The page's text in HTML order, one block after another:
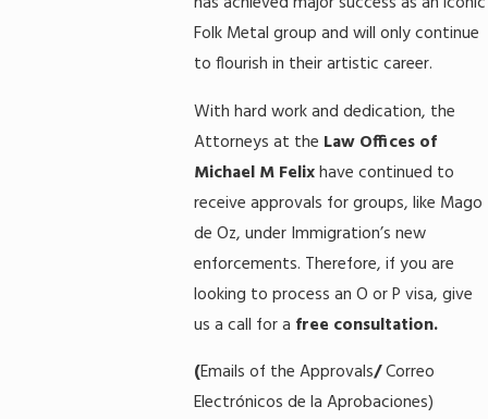
Folk Metal group and will only continue
to flourish in their artistic career.
With hard work and dedication, the
Attorneys at the Law Offices of
Michael M Felixhave continued to
receive approvals for groups, like Mago
de Oz, under Immigration’s new
enforcements. Therefore, if you are
looking to process an O or P visa, give
us a call for a free consultation.
(Emails of the Approvals/Correo
Electrónicos de la Aprobaciones)